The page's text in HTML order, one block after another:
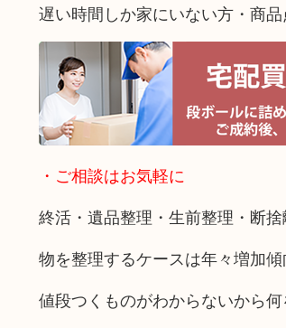
遅い時間しか家にいない方・商
・ご相談はお気軽に
終活・遺品整理・生前整理・断
物を整理するケースは年々増加傾
値段つくものがわからないから